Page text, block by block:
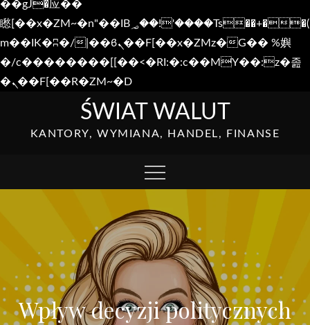
��gJ�应��
矁[��x�ZM~�n"��IB؃��!'����Тѕ��+��(
m��IK�ʭ�/|��ϐܢ��F[��x�ZMz�G�� %嬩
�/c��������[[��<�RI:�:c��MΎ��:z�졾
�ܢ��F[��R�ZM~�D
content
ŚWIAT WALUT
KANTORY, WYMIANA, HANDEL, FINANSE
Wpływ decyzji politycznych